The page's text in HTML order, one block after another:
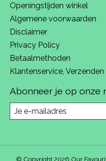
Openingstijden winkel
Algemene voorwaarden
Disclaimer
Privacy Policy
Betaalmethoden
Klantenservice,
Abonneer je op onze
© Copyright 2026 Our